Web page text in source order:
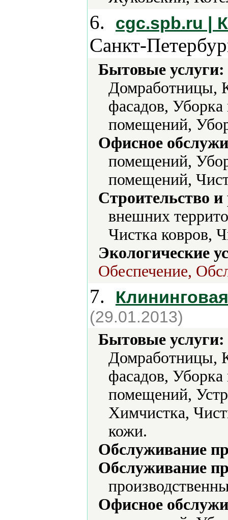
6. cgc.spb.ru |
Санкт-
Бытовые услуги:
Домработницы,
фасадов,
помещений,
Офисное
помещений,
помещений,
Строительство
внешних
Чистка ковров,
Экологические
Обеспечение,
7.
(29.01.2013)
Бытовые услуги:
Домработницы,
фасадов,
помещений,
Химчистка,
кожи.
Обслуживание
Обслуживание
Офисное